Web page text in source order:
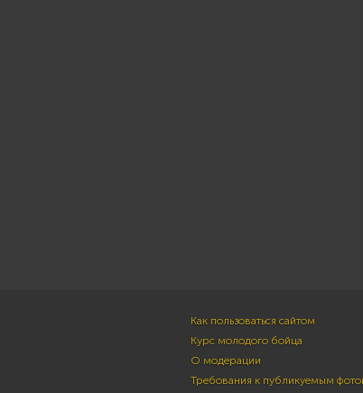
Как пользоваться сайтом
Курс молодого бойца
О модерации
Требования к публикуемым